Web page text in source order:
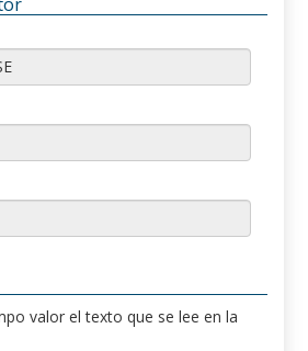
valor el texto que se lee en la